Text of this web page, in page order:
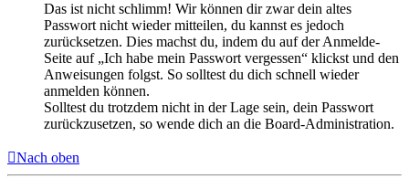
Das ist nicht schlimm! Wir können dir zwar dein altes
Passwort nicht wieder mitteilen, du kannst es jedoch
zurücksetzen. Dies machst du, indem du auf der Anmelde-
Seite auf „Ich habe mein Passwort vergessen“ klickst und den
Anweisungen folgst. So solltest du dich schnell wieder
anmelden können.
Solltest du trotzdem nicht in der Lage sein, dein Passwort
zurückzusetzen, so wende dich an die Board-Administration.
Nach oben